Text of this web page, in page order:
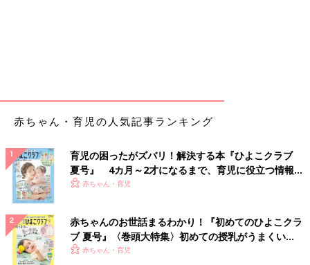
赤ちゃん・育児の人気記事ランキング
育児の困ったがズバリ！解決する本『ひよこクラブ
夏号』 4カ月～2才になるまで、育児に役立つ情報が
いっぱい！
赤ちゃん・育児
赤ちゃんのお世話まるわかり！『初めてのひよこクラ
ブ 夏号』〈巻頭大特集〉初めての授乳がうまくい
く！ おっぱい・ミルクの基本と夏のトラブル 解決テ
赤ちゃん・育児